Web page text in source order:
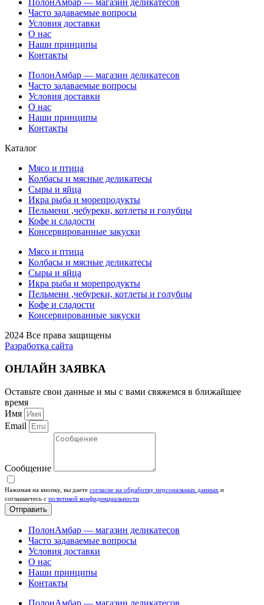
ПолонАмбар — магазин деликатесов
Часто задаваемые вопросы
Условия доставки
О нас
Наши принципы
Контакты
ПолонАмбар — магазин деликатесов
Часто задаваемые вопросы
Условия доставки
О нас
Наши принципы
Контакты
Каталог
Мясо и птица
Колбасы и мясные деликатесы
Сыры и яйца
Икра рыба и морепродукты
Пельмени ,чебуреки, котлеты и голубцы
Кофе и сладости
Консервированные закуски
Мясо и птица
Колбасы и мясные деликатесы
Сыры и яйца
Икра рыба и морепродукты
Пельмени ,чебуреки, котлеты и голубцы
Кофе и сладости
Консервированные закуски
2024 Все права защищены
Разработка сайта
ОНЛАЙН ЗАЯВКА
Оставьте свои данные и мы с вами свяжемся в ближайшее
время
Имя
Email
Сообщение
Нажимая на кнопку, вы даете согласие на обработку персональных данных и
соглашаетесь c политикой конфиденциальности
Отправить
ПолонАмбар — магазин деликатесов
Часто задаваемые вопросы
Условия доставки
О нас
Наши принципы
Контакты
ПолонАмбар — магазин деликатесов